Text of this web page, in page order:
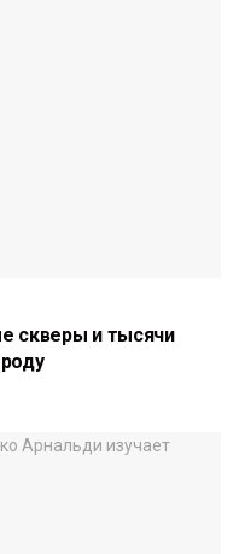
скверы и тысячи